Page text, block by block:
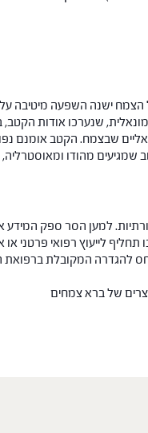
ישנה השפעה מיטיבה
שבצמח. הקטב אומנם
למען הסר ספק המידע
לייעוץ רפואי פרטני
להגדרה המקובלת
של ברא צמחים